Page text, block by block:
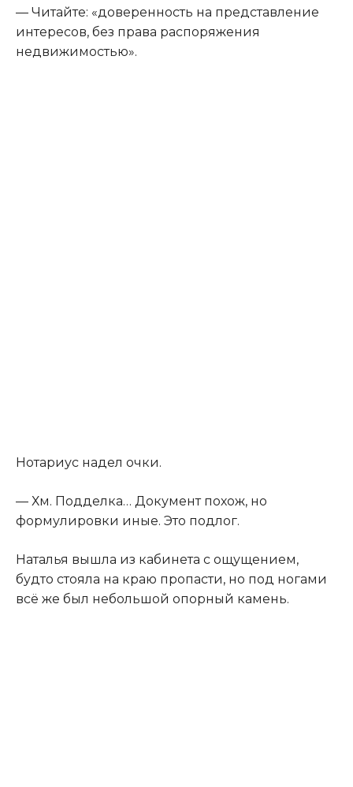
— Читайте: «доверенность на представление
интересов, без права распоряжения
недвижимостью».
Нотариус надел очки.
— Хм. Подделка… Документ похож, но
формулировки иные. Это подлог.
Наталья вышла из кабинета с ощущением,
будто стояла на краю пропасти, но под ногами
всё же был небольшой опорный камень.